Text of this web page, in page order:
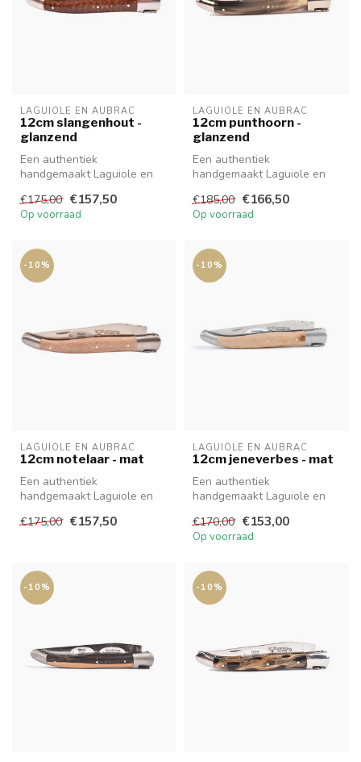
LAGUIOLE EN AUBRAC
12cm slangenhout -
glanzend
Een authentiek
handgemaakt Laguiole en
kwaliteit met prachti...
€175,00 €157,50
Op voorraad
LAGUIOLE EN AUBRAC
12cm punthoorn -
glanzend
Een authentiek
handgemaakt Laguiole en
kwaliteit met prachti...
€185,00 €166,50
Op voorraad
-10%
LAGUIOLE EN AUBRAC
12cm notelaar - mat
Een authentiek
handgemaakt Laguiole en
kwaliteit met prachti...
€175,00 €157,50
-10%
LAGUIOLE EN AUBRAC
12cm jeneverbes - mat
Een authentiek
handgemaakt Laguiole en
kwaliteit met prachti...
€170,00 €153,00
Op voorraad
-10% -10%